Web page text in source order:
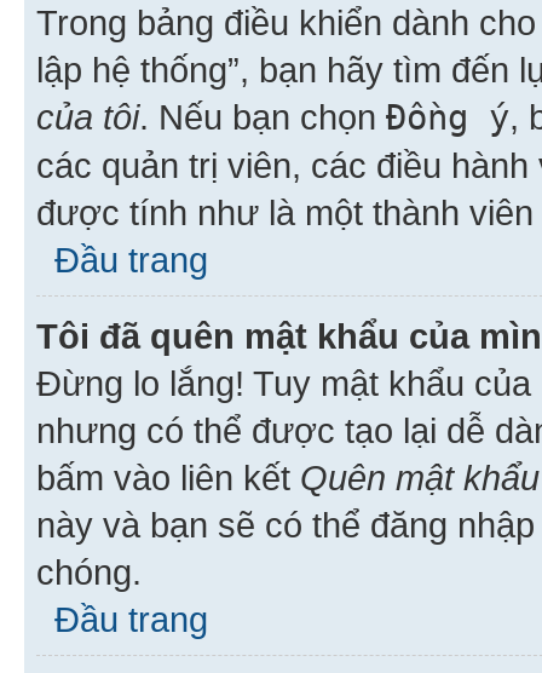
Trong bảng điều khiển dành
lập hệ thống”, bạn hãy tìm đến
của tôi. Nếu bạn chọn Đồng ý,
các quản trị viên, các điều
được tính như là một thành viên
Đầu trang
Tôi đã quên mật khẩu của
Đừng lo lắng! Tuy mật khẩu
nhưng có thể được tạo lại dễ
bấm vào liên kết Quên mật khẩu
này và bạn sẽ có thể đăng
chóng.
Đầu trang